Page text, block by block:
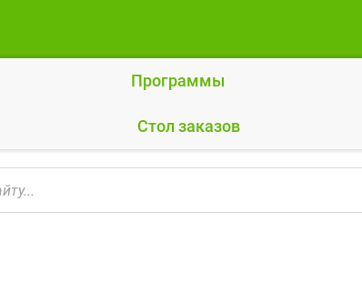
Программы
Cтол заказов